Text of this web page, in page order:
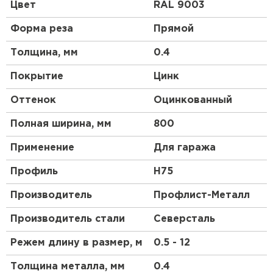
максимальному увеличению прочности и
горизонтальных плоскостях трапециевидных
выступов профлиста Н75 выполнены
дополнительные ребра жесткости. Несущая
способность профлиста Н75 также увеличивается
и благодаря ребрам жесткости, которые
расположены с двух сторон подошвы
трапециевидных волн.
То есть лист не деформируется под внешним
выдерживает постоянные или периодические
теплопроводность и несущая способность
профнастила, что значительно увеличивает
область его применения.
Применение
Цвет RAL 9003
Форма реза Прямой
Толщина, мм 0.4
Покрытие Цинк
Оттенок Oцинкованный
Полная ширина, мм 800
Применение Для гаража
Профиль H75
Производитель Профлист-Металл
Производитель стали Северсталь
Режем длину в размер, м 0.5 - 12
Толщина металла, мм 0.4